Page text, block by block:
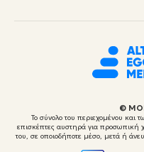
©
Το σύνολο του περιεχομένου και
επισκέπτες αυστηρά για
του, σε οποιοδήποτε μέσο, μετά ή